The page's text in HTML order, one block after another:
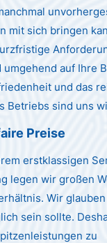
mit sich bringen
auf Ihre
und das
Betriebs sind uns
Preise
erstklassigen
legen wir großen
Wir
sein sollte.
zu